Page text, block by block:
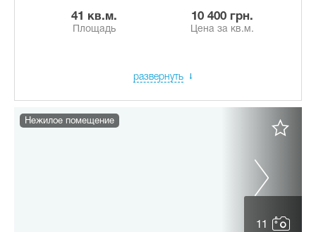
41 кв.м.
Площадь
10 400 грн.
Цена за кв.м.
развернуть
11
Нежилое помещение